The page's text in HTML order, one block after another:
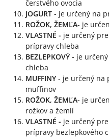
čerstvého ovocia
JOGURT - je určený na
ROŽOK, ŽEMĽA- je
VLASTNÉ - je určený
prípravy chleba
BEZLEPKOVÝ - je
chleba
MUFFINY - je určený na
muffinov
ROŽOK, ŽEMĽA- je
rožkov a žemlí
VLASTNÉ - je určený
prípravy bezlepkového